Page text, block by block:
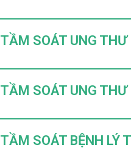
TẦM SOÁT UNG THƯ
TẦM SOÁT UNG THƯ
TẦM SOÁT BỆNH LÝ